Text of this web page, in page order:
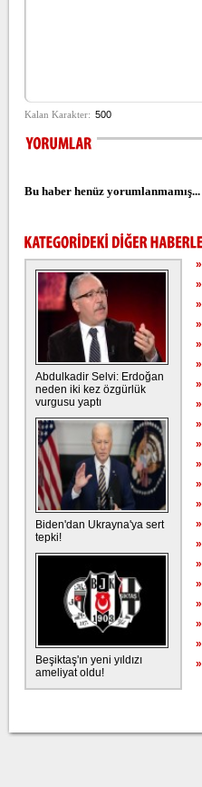
Bu haber henüz yorumlanmamış...
Abdulkadir Selvi: Erdoğan
neden iki kez özgürlük
vurgusu yaptı
Biden'dan Ukrayna'ya sert
tepki!
Beşiktaş'ın yeni yıldızı
ameliyat oldu!
»
»
»
»
»
»
»
»
»
»
»
»
»
»
»
»
»
»
»
»
»